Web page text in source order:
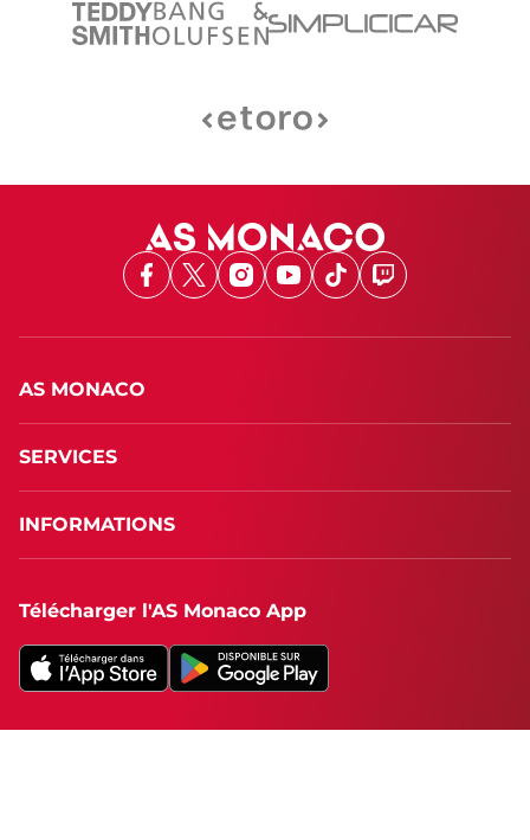
Facebook
X Instagram
Youtube
TikTokTwitch
AS MONACO
SERVICES
INFORMATIONS
Télécharger l'AS Monaco App